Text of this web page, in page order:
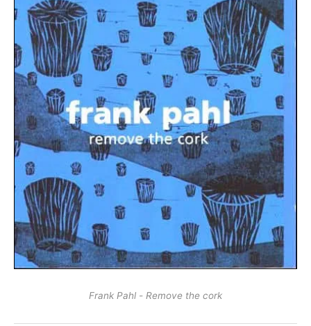
Frank Pahl - Remove the cork